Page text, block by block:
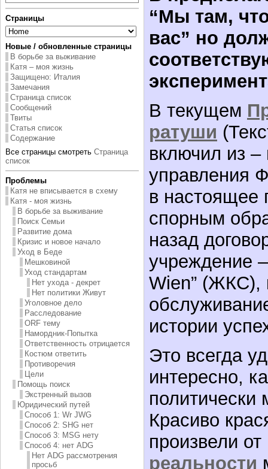
Страницы
Новые / обновленные страницы
В борьбе за выживание
Катя – моя жизнь
Защищено: Италия
Замечания
Страница список
Сообщений
Твиты
Статья список
Содержание
Все страницы смотреть Страница
список
Проблемы
Катя не вписывается в схему
Катя - моя жизнь
В борьбе за выживание
Поиск Семьи
Развитие дома
Кризис и новое начало
Уход в Беде
Мешковиной
Уход стандартам
Нет ухода - декрет
Нет политики Живут
Уголовное дело
Расследование
ORF тему
Намордник-Попытка
Ответственность отрицается
Костюм ответить
Противоречия
Цели
Помощь поиск
Экстренный вызов
Юридический путей
Способ 1: Wr JWG
Способ 2: SHG нет
Способ 3: MSG нету
Способ 4: нет ADG
Нет ADG рассмотрения
просьб
“Мы там,
вас” но
В текущем
ратуши
включил из –
управления
в настоящее
спорным
назад
учреждение
Wien” (ЖКС),
истории
Это всегда
интересно,
политически
Красиво
произвели
реальности